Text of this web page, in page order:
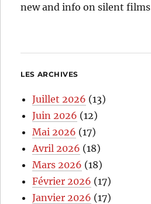
new and info on silent films
LES ARCHIVES
Juillet 2026 (13)
Juin 2026 (12)
Mai 2026 (17)
Avril 2026 (18)
Mars 2026 (18)
Février 2026 (17)
Janvier 2026 (17)